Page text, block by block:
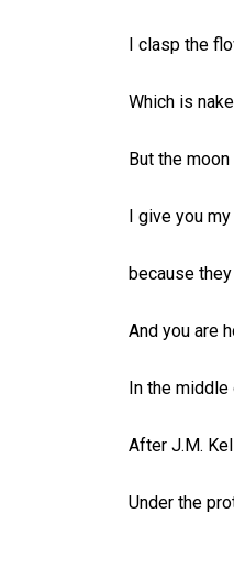
I clasp the
Which is
But the
I give you
because
And you are
In the middle
After J.M.
Under the